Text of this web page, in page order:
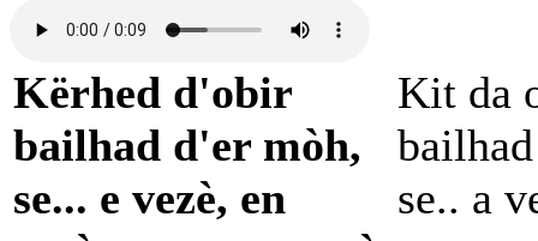
Kërhed d'obir
bailhad d'er mòh,
se... e vezè, en
Kit da
se.. a